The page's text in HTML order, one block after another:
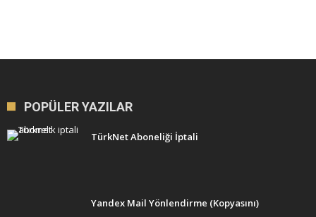
POPÜLER YAZILAR
TürkNet Aboneliği İptali
Yandex Mail Yönlendirme (Kopyasını)